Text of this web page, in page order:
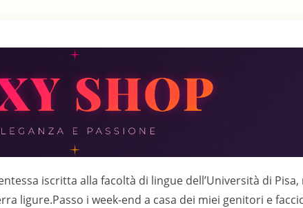
iscritta alla facoltà di lingue dell’Università di Pisa,
ligure.Passo i week-end a casa dei miei genitori e